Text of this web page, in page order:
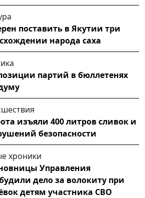
поставить в Якутии три
народа саха
партий в бюллетенях
изъяли 400 литров сливок и
безопасности
хроники
Управления
дело за волокиту при
детям участника СВО